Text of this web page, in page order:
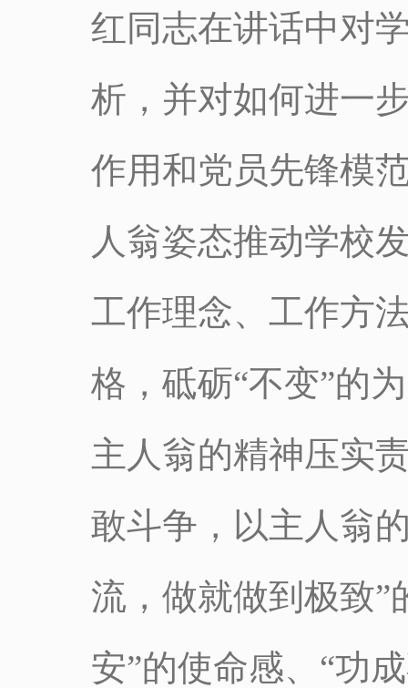
红同志在讲话中对
析，并对如何进一
作用和党员先锋模
人翁姿态推动学校
工作理念、工作方
格，砥砺“不变”的
主人翁的精神压实
敢斗争，以主人翁
流，做就做到极致”
安”的使命感、“功